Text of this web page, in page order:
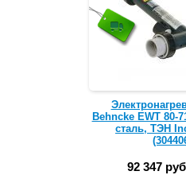
Behncke EWT 80-
сталь, ТЭН
92 347